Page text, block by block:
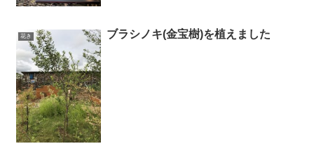
花き ブラシノキ(金宝樹)を植えました